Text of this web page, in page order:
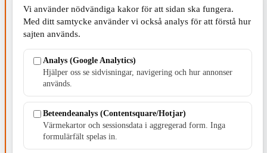
SERVICE - MOTOR
Vi använder nödvändiga kakor för att sidan ska fungera.
Med ditt samtycke använder vi också analys för att förstå hur
sajten används.
Analys (Google Analytics)
Hjälper oss se sidvisningar, navigering och hur annonser
används.
Beteendeanalys (Contentsquare/Hotjar)
Värmekartor och sessionsdata i aggregerad form. Inga
formulärfält spelas in.